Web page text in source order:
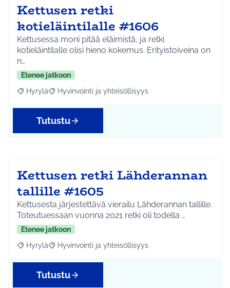
Kettusen retki
kotieläintilalle #1606
Kettusessa moni pitää eläimistä, ja retki
kotieläintilalle olisi hieno kokemus. Erityistoiveina on
n…
Etenee jatkoon
Rajaa tulokset aihepiirin mukaan: Hyrylä
Hyrylä Rajaa tulokset teeman mukaan: Hyvinvointi ja
Hyvinvointi ja yhteisöllisyys
Tutustu
Kettusen retki Lähderannan
tallille #1605
Kettusesta järjestettävä vierailu Lähderannan tallille.
Toteutuessaan vuonna 2021 retki oli todella …
Etenee jatkoon
Rajaa tulokset aihepiirin mukaan: Hyrylä
Hyrylä Rajaa tulokset teeman mukaan: Hyvinvointi ja
Hyvinvointi ja yhteisöllisyys
Tutustu